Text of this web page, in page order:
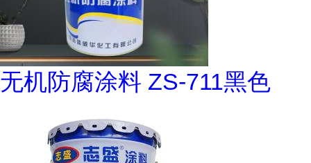
无机防腐涂料 ZS-711黑色